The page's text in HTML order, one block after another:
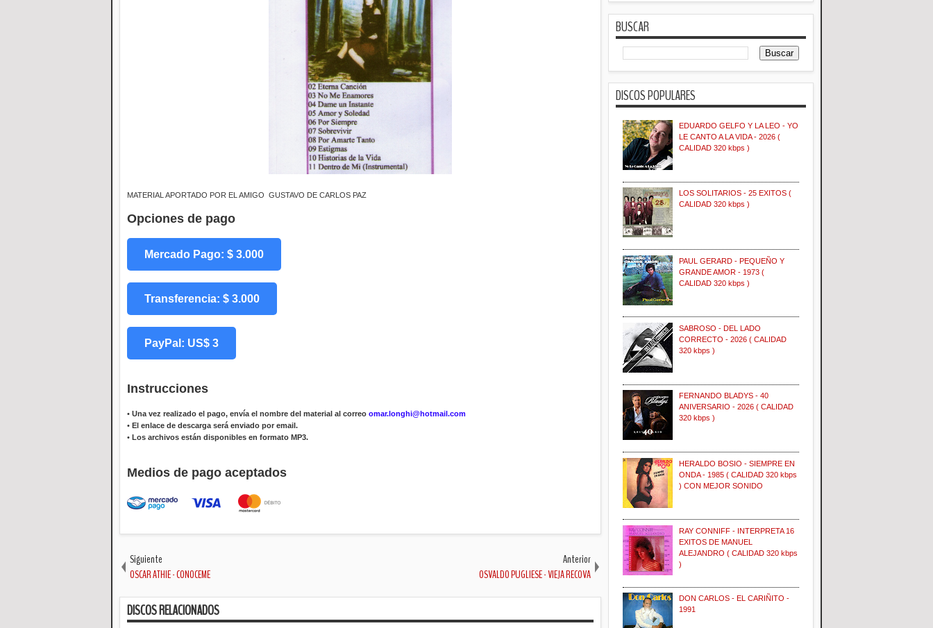
MATERIAL APORTADO POR EL AMIGO GUSTAVO DE CARLOS PAZ
Opciones de pago
Mercado Pago: $ 3.000
Transferencia: $ 3.000
PayPal: US$ 3
Instrucciones
• Una vez realizado el pago, envía el nombre del material al correo omar.longhi@hotmail.com
• El enlace de descarga será enviado por email.
• Los archivos están disponibles en formato MP3.
Medios de pago aceptados
Siguiente
OSCAR ATHIE - CONOCEME
Anterior
OSVALDO PUGLIESE - VIEJA RECOVA
DISCOS RELACIONADOS
BUSCAR
DISCOS POPULARES
EDUARDO GELFO Y LA LEO - YO
LE CANTO A LA VIDA - 2026 (
CALIDAD 320 kbps )
LOS SOLITARIOS - 25 EXITOS (
CALIDAD 320 kbps )
PAUL GERARD - PEQUEÑO Y
GRANDE AMOR - 1973 (
CALIDAD 320 kbps )
SABROSO - DEL LADO
CORRECTO - 2026 ( CALIDAD
320 kbps )
FERNANDO BLADYS - 40
ANIVERSARIO - 2026 ( CALIDAD
320 kbps )
HERALDO BOSIO - SIEMPRE EN
ONDA - 1985 ( CALIDAD 320 kbps
) CON MEJOR SONIDO
RAY CONNIFF - INTERPRETA 16
EXITOS DE MANUEL
ALEJANDRO ( CALIDAD 320 kbps
)
DON CARLOS - EL CARIÑITO -
1991